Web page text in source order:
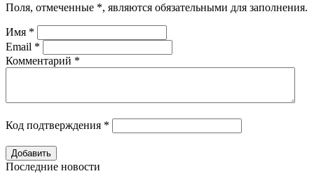
Поля, отмеченные *, являются обязательными для заполнения.
Имя *
Email *
Комментарий *
Код подтверждения *
Последние новости